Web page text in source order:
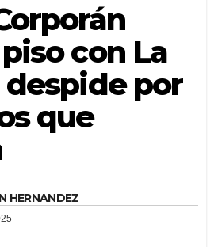
con La
despide por
que
HERNANDEZ